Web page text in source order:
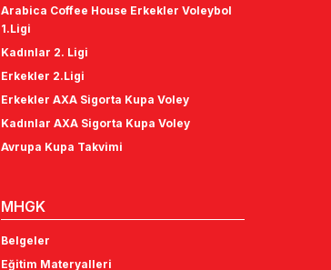
Arabica Coffee House Erkekler Voleybol
1.Ligi
Kadınlar 2. Ligi
Erkekler 2.Ligi
Erkekler AXA Sigorta Kupa Voley
Kadınlar AXA Sigorta Kupa Voley
Avrupa Kupa Takvimi
MHGK
Belgeler
Eğitim Materyalleri